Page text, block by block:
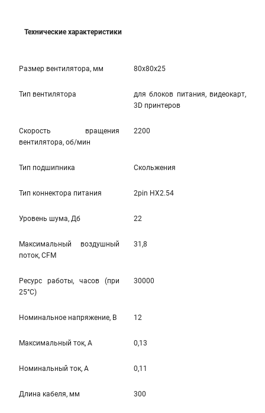
Технические характеристики
Размер вентилятора, мм 80x80x25
Тип вентилятора
для блоков питания, видеокарт,
3D принтеров
Скорость вращения
вентилятора, об/мин
2200
Тип подшипника Скольжения
Тип коннектора питания 2pin HX2.54
Уровень шума, Дб 22
Максимальный воздушный
поток, CFM
31,8
Ресурс работы, часов (при
25°C)
30000
Номинальное напряжение, В 12
Максимальный ток, А 0,13
Номинальный ток, А 0,11
Длина кабеля, мм 300